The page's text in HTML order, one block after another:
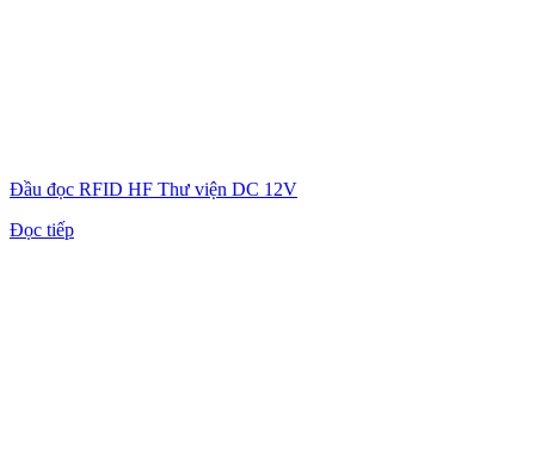
Đầu đọc RFID HF Thư viện DC 12V
Đọc tiếp